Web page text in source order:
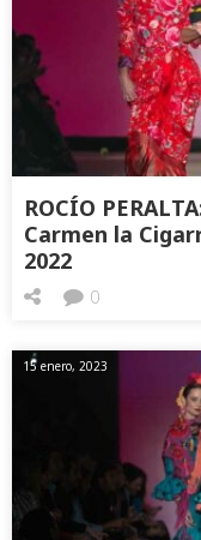
ROCÍO
Carmen la
2022
0
15 enero, 2023